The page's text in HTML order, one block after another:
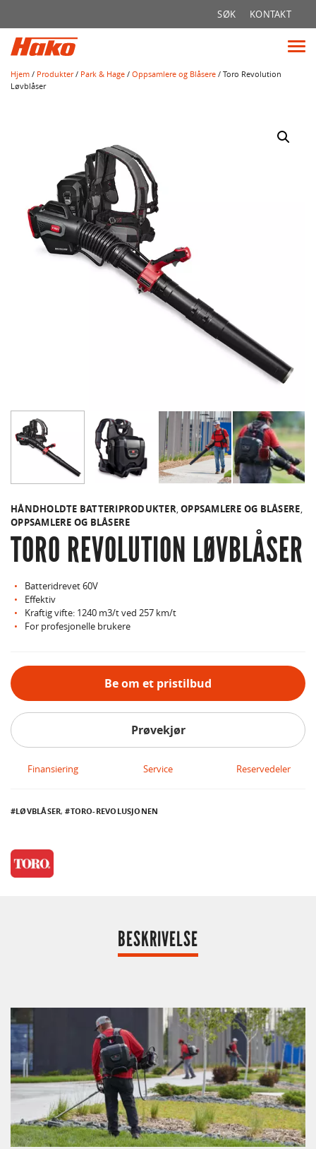
SØK KONTAKT
Hjem / Produkter/ Park & Hage / Oppsamlere og Blåsere / Toro Revolution
Løvblåser
HÅNDHOLDTE BATTERIPRODUKTER,OPPSAMLERE OG BLÅSERE,
OPPSAMLERE OG BLÅSERE
TORO REVOLUTION LØVBLÅSER
Batteridrevet 60V
Effektiv
Kraftig vifte: 1240 m3/t ved 257 km/t
For profesjonelle brukere
Be om et pristilbud
Prøvekjør
Finansiering Service Reservedeler
LØVBLÅSER, TORO-REVOLUSJONEN
BESKRIVELSE